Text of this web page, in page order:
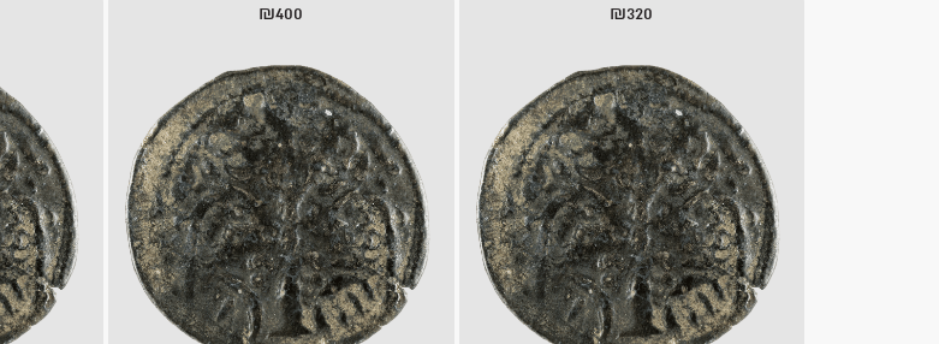
₪320
₪400